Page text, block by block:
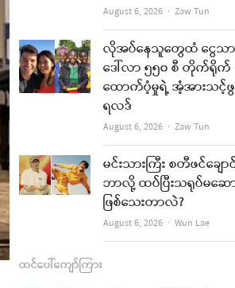
m
August 6, 2026 Author
Zaw Tun
လိုအပ်နေသူတွေထံ ငွေသာ
ဒေါ်လာ ၅၅၀ စီ တိုက်ရိုက်
ထောက်ပံ့မှုရဲ့ အံ့အားသင့်
ရလဒ်
August 6, 2026 Author
Zaw Tun
မင်းသားကြီး စတီဖင်ချော
ဘာလို့ ထပ်ပြီးသရုပ်မဆေ
ဖြစ်သေးတာလဲ?
August 6, 2026 Author
Wun Lae
ထင်ပေါ်ကျော်ကြား